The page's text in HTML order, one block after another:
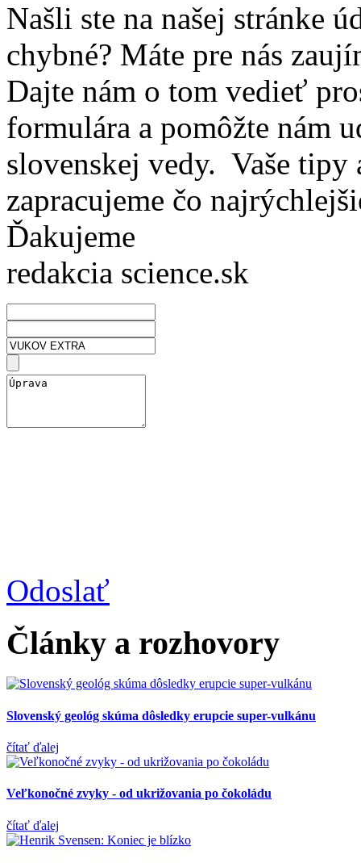
Našli ste na našej stránke
chybné? Máte pre nás
Dajte nám o tom vedieť
formulára a pomôžte nám
slovenskej vedy. Vaše
zapracujeme čo
Ďakujeme
redakcia science.sk
Odoslať
Články a rozhovory
Slovenský geológ skúma dôsledky erupcie super-vulkánu
čítať ďalej
Veľkonočné zvyky - od ukrižovania po čokoládu
čítať ďalej